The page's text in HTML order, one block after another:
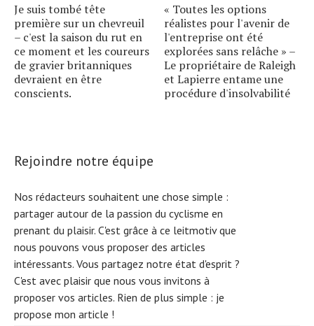
Je suis tombé tête
première sur un chevreuil
– c'est la saison du rut en
ce moment et les coureurs
de gravier britanniques
devraient en être
conscients.
« Toutes les options
réalistes pour l'avenir de
l'entreprise ont été
explorées sans relâche » –
Le propriétaire de Raleigh
et Lapierre entame une
procédure d'insolvabilité
Rejoindre notre équipe
Nos rédacteurs souhaitent une chose simple :
partager autour de la passion du cyclisme en
prenant du plaisir. C'est grâce à ce leitmotiv que
nous pouvons vous proposer des articles
intéressants. Vous partagez notre état d'esprit ?
C'est avec plaisir que nous vous invitons à
proposer vos articles. Rien de plus simple : je
propose mon article !